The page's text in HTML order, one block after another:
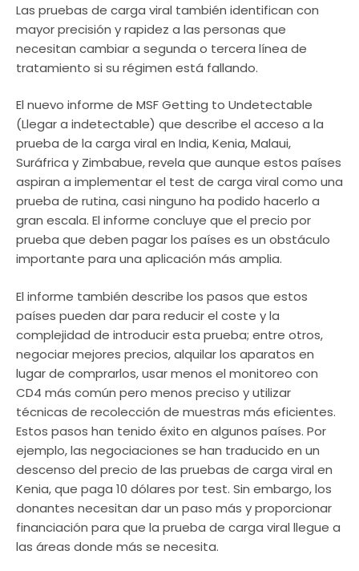
Las pruebas de carga viral también identifican con
mayor precisión y rapidez a las personas que
necesitan cambiar a segunda o tercera línea de
tratamiento si su régimen está fallando.
El nuevo informe de MSF Getting to Undetectable
(Llegar a indetectable) que describe el acceso a la
prueba de la carga viral en India, Kenia, Malaui,
Suráfrica y Zimbabue, revela que aunque estos países
aspiran a implementar el test de carga viral como una
prueba de rutina, casi ninguno ha podido hacerlo a
gran escala. El informe concluye que el precio por
prueba que deben pagar los países es un obstáculo
importante para una aplicación más amplia.
El informe también describe los pasos que estos
países pueden dar para reducir el coste y la
complejidad de introducir esta prueba; entre otros,
negociar mejores precios, alquilar los aparatos en
lugar de comprarlos, usar menos el monitoreo con
CD4 más común pero menos preciso y utilizar
técnicas de recolección de muestras más eficientes.
Estos pasos han tenido éxito en algunos países. Por
ejemplo, las negociaciones se han traducido en un
descenso del precio de las pruebas de carga viral en
Kenia, que paga 10 dólares por test. Sin embargo, los
donantes necesitan dar un paso más y proporcionar
financiación para que la prueba de carga viral llegue a
las áreas donde más se necesita.